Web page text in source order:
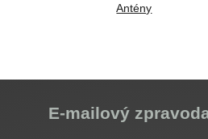
Antény
E-mailový